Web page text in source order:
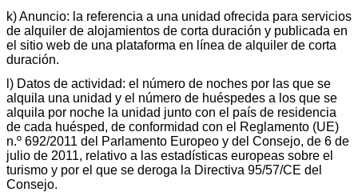
k) Anuncio: la referencia a una unidad ofrecida para servicios
de alquiler de alojamientos de corta duración y publicada en
el sitio web de una plataforma en línea de alquiler de corta
duración.
l) Datos de actividad: el número de noches por las que se
alquila una unidad y el número de huéspedes a los que se
alquila por noche la unidad junto con el país de residencia
de cada huésped, de conformidad con el Reglamento (UE)
n.º 692/2011 del Parlamento Europeo y del Consejo, de 6 de
julio de 2011, relativo a las estadísticas europeas sobre el
turismo y por el que se deroga la Directiva 95/57/CE del
Consejo.